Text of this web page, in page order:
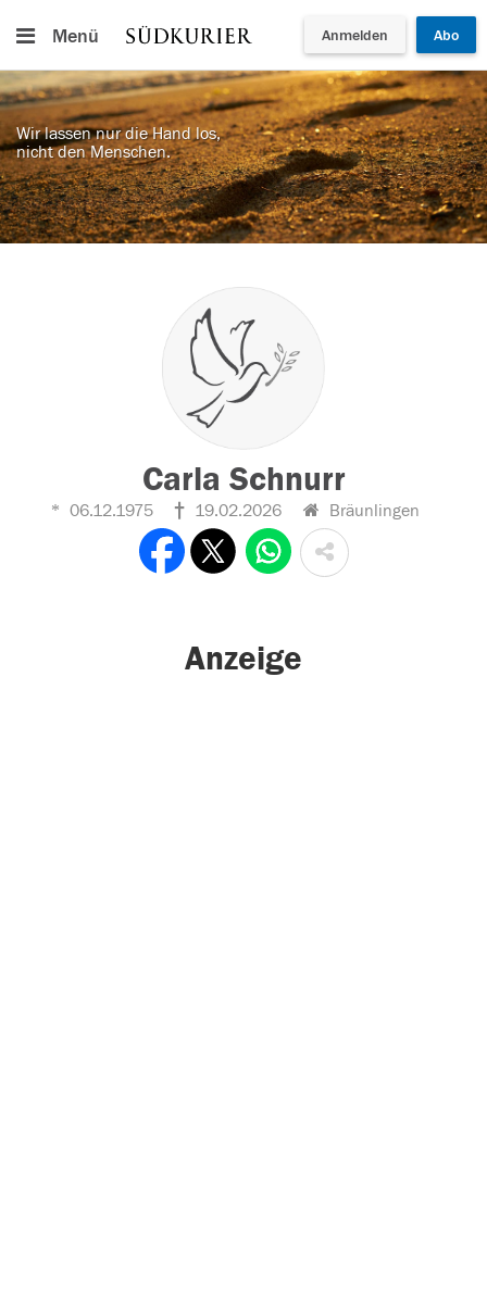
Menü Anmelden Abo
Wir lassen nur die Hand los,
nicht den Menschen.
Carla Schnurr
06.12.1975 19.02.2026 Bräunlingen
Anzeige